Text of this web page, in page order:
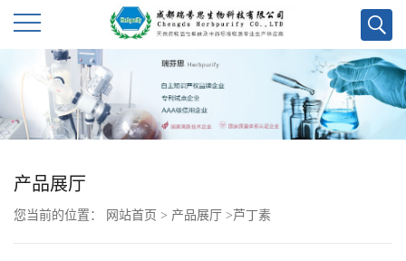
产品展厅
您当前的位置： 网站首页 > 产品展厅 >芦丁素